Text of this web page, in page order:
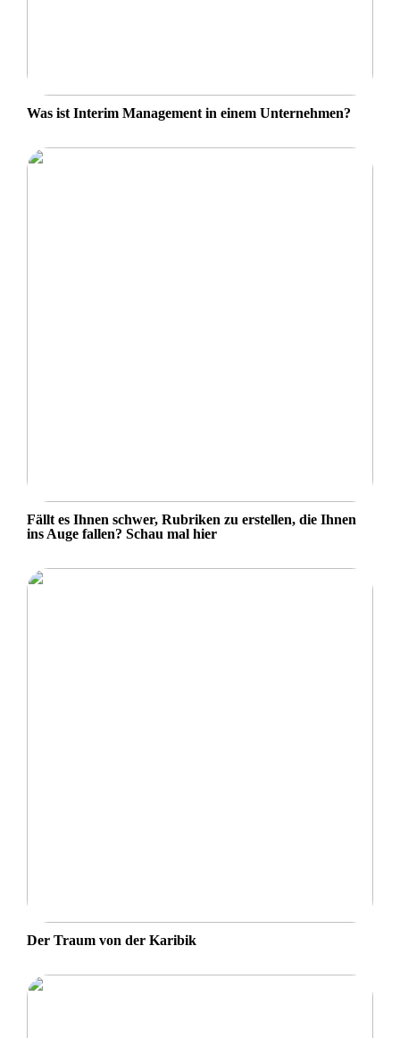
Was ist Interim Management in einem Unternehmen?
Fällt es Ihnen schwer, Rubriken zu erstellen, die Ihnen
ins Auge fallen? Schau mal hier
Der Traum von der Karibik